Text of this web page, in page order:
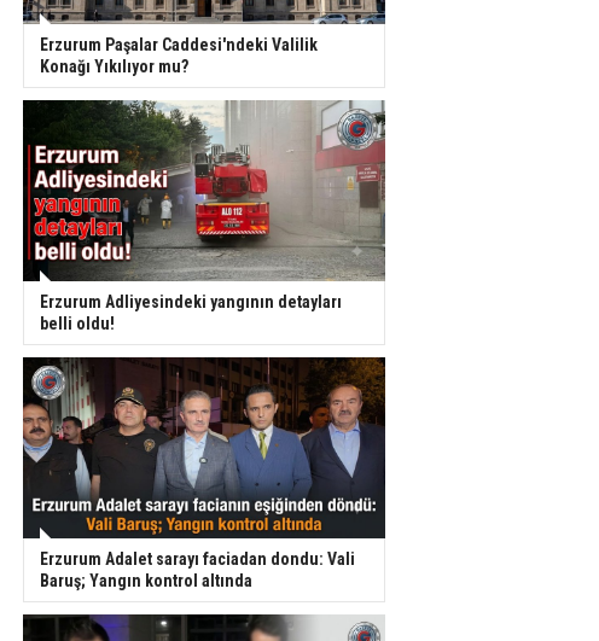
Erzurum Paşalar Caddesi'ndeki Valilik
Konağı Yıkılıyor mu?
Erzurum Adliyesindeki yangının detayları
belli oldu!
Erzurum Adalet sarayı faciadan dondu: Vali
Baruş; Yangın kontrol altında